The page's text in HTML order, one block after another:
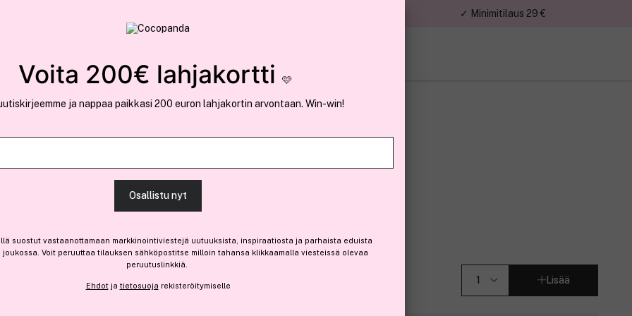
✓ Minimitilaus 29 €
Armani
Acqua di Giò Eau De Parfum 100 ml
Vain 4 varastossa
127,20 € / 100ml
Lisää
Voita 200€ lahjakortti 🩷
ja nappaa paikkasi 200 euron lahjakortin arvontaan. Win-win!
Osallistu nyt
suostut vastaanottamaan markkinointiviestejä uutuuksista, inspiraatiosta ja parhaista eduista
joukossa. Voit peruuttaa tilauksen sähköpostitse milloin tahansa klikkaamalla viesteissä olevaa
peruutuslinkkiä.
Ehdotja tietosuoja rekisteröitymiselle